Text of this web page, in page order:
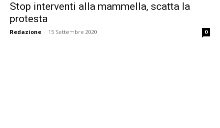
Stop interventi alla mammella, scatta la
protesta
Redazione - 15 Settembre 2020 0